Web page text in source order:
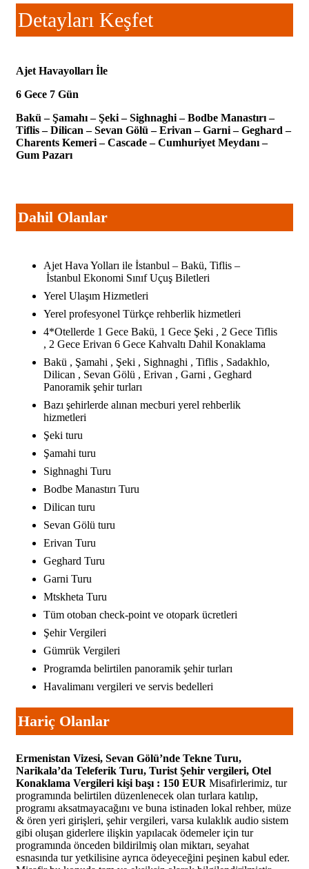
Detayları Keşfet
Ajet Havayolları İle
6 Gece 7 Gün
Bakü – Şamahı – Şeki – Sighnaghi – Bodbe Manastırı –
Tiflis – Dilican – Sevan Gölü – Erivan – Garni – Geghard –
Charents Kemeri – Cascade – Cumhuriyet Meydanı –
Gum Pazarı
Dahil Olanlar
Ajet Hava Yolları ile İstanbul – Bakü, Tiflis –
İstanbul Ekonomi Sınıf Uçuş Biletleri
Yerel Ulaşım Hizmetleri
Yerel profesyonel Türkçe rehberlik hizmetleri
4*Otellerde 1 Gece Bakü, 1 Gece Şeki , 2 Gece Tiflis
, 2 Gece Erivan 6 Gece Kahvaltı Dahil Konaklama
Bakü , Şamahi , Şeki , Sighnaghi , Tiflis , Sadakhlo,
Dilican , Sevan Gölü , Erivan , Garni , Geghard
Panoramik şehir turları
Bazı şehirlerde alınan mecburi yerel rehberlik
hizmetleri
Şeki turu
Şamahi turu
Sighnaghi Turu
Bodbe Manastırı Turu
Dilican turu
Sevan Gölü turu
Erivan Turu
Geghard Turu
Garni Turu
Mtskheta Turu
Tüm otoban check-point ve otopark ücretleri
Şehir Vergileri
Gümrük Vergileri
Programda belirtilen panoramik şehir turları
Havalimanı vergileri ve servis bedelleri
Hariç Olanlar
Ermenistan Vizesi, Sevan Gölü’nde Tekne Turu,
Narikala’da Teleferik Turu, Turist Şehir vergileri, Otel
Konaklama Vergileri kişi başı : 150 EUR Misafirlerimiz, tur
programında belirtilen düzenlenecek olan turlara katılıp,
programı aksatmayacağını ve buna istinaden lokal rehber, müze
& ören yeri girişleri, şehir vergileri, varsa kulaklık audio sistem
gibi oluşan giderlere ilişkin yapılacak ödemeler için tur
programında önceden bildirilmiş olan miktarı, seyahat
esnasında tur yetkilisine ayrıca ödeyeceğini peşinen kabul eder.